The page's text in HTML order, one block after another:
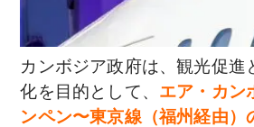
カンボジア政府は、観光促進
化を目的として、 エア・カン
ンペン〜東京線（福州経由）